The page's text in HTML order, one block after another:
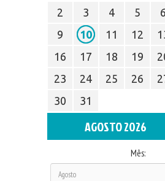
2
3 4 5 6
9
10 11 12
16
17 18 19
23
24 25 26
30
31
AGOSTO 2026
Mês: